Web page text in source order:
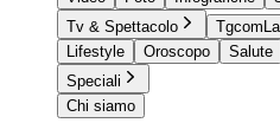
Tv & Spettacolo
Lifestyle
Oroscopo Salute
Speciali
Chi siamo